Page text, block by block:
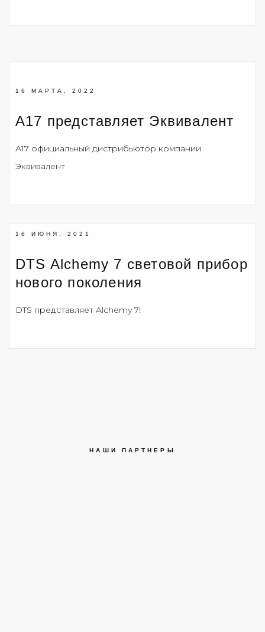
16 МАРТА, 2022
А17 представляет Эквивалент
А17 официальный дистрибьютор компании
Эквивалент
16 ИЮНЯ, 2021
DTS Alchemy 7 световой прибор
нового поколения
DTS представляет Alchemy 7!
НАШИ ПАРТНЕРЫ